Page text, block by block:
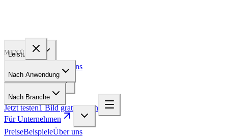
Leistungen
Über uns
Jetzt testen1 Bild gratis testen
MENÜ
Nach Anwendung
Nach Branche
Für Unternehmen
PreiseBeispieleÜber uns